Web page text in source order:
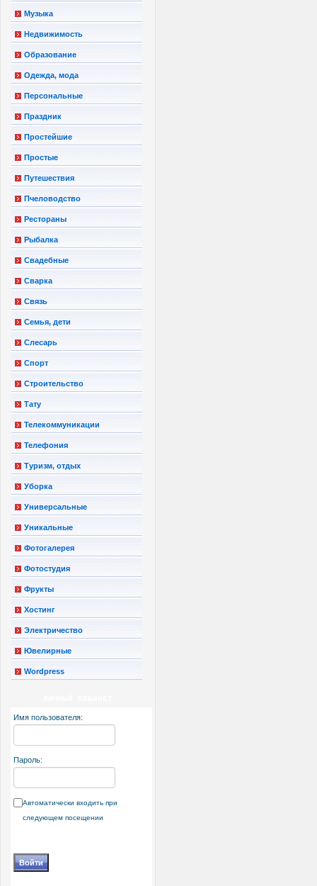
Музыка
Недвижимость
Образование
Одежда, мода
Персональные
Праздник
Простейшие
Простые
Путешествия
Пчеловодство
Рестораны
Рыбалка
Свадебные
Сварка
Связь
Семья, дети
Слесарь
Спорт
Строительство
Тату
Телекоммуникации
Телефония
Туризм, отдых
Уборка
Универсальные
Уникальные
Фотогалерея
Фотостудия
Фрукты
Хостинг
Электричество
Ювелирные
Wordpress
Имя пользователя:
Пароль:
Автоматически входить при
следующем посещении